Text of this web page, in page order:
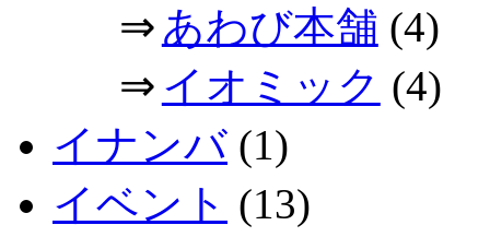
⇒ あわび本舗 (4)
⇒ イオミック (4)
イナンバ (1)
イベント (13)